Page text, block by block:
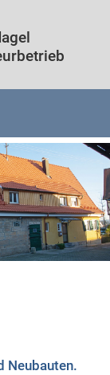
Neubauten.